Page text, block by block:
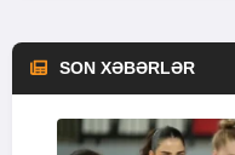
SON XƏBƏRLƏR